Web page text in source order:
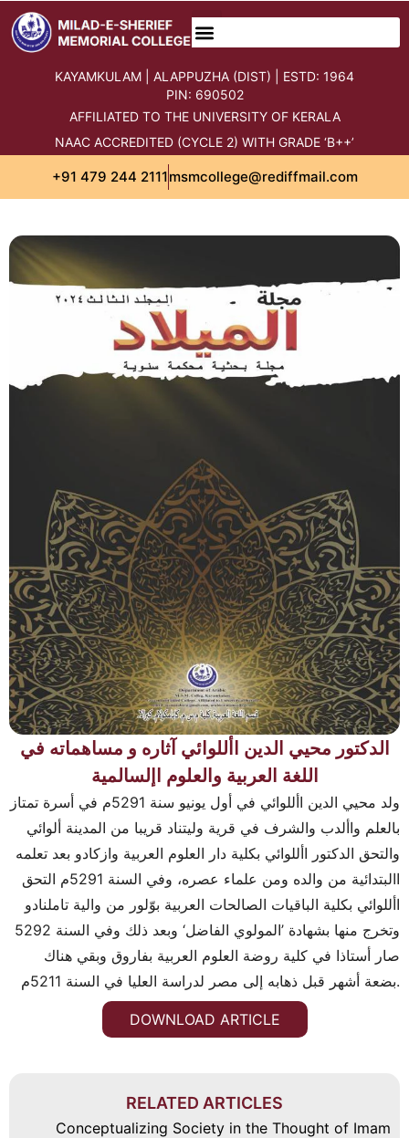
KAYAMKULAM | ALAPPUZHA (DIST) | ESTD: 1964
PIN: 690502
AFFILIATED TO THE UNIVERSITY OF KERALA
NAAC ACCREDITED (CYCLE 2) WITH GRADE ‘B++’
+91 479 244 2111msmcollege@rediffmail.com
الدكتور محيي الدين األلوائي آثاره و مساهماته في
اللغة العربية والعلوم اإلسالمية
ولد محيي الدين األلوائي في أول يونيو سنة 5291م في أسرة تمتاز
بالعلم واألدب والشرف في قرية وليتناد قريبا من المدينة ألوائي
والتحق الدكتور األلوائي بكلية دار العلوم العربية وازكادو بعد تعلمه
االبتدائية من والده ومن علماء عصره، وفي السنة 5291م التحق
األلوائي بكلية الباقيات الصالحات العربية بوّلور من والية تاملنادو
وتخرج منها بشهادة ’المولوي الفاضل‘ وبعد ذلك وفي السنة 5292
صار أستاذا في كلية روضة العلوم العربية بفاروق وبقي هناك
بضعة أشهر قبل ذهابه إلى مصر لدراسة العليا في السنة 5211م.
DOWNLOAD ARTICLE
RELATED ARTICLES
Conceptualizing Society in the Thought of Imam